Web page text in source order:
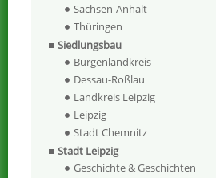
Sachsen-Anhalt
Thüringen
Siedlungsbau
Burgenlandkreis
Dessau-Roßlau
Landkreis Leipzig
Leipzig
Stadt Chemnitz
Stadt Leipzig
Geschichte & Geschichten